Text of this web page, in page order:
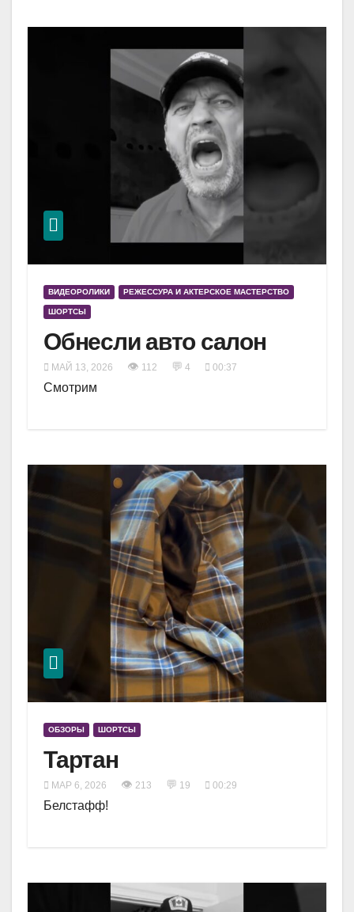
ВИДЕОРОЛИКИ РЕЖЕССУРА И АКТЕРСКОЕ МАСТЕРСТВО
ШОРТСЫ
Обнесли авто салон
МАЙ 13, 2026 👁 112 💬 4 00:37
Смотрим
ОБЗОРЫ ШОРТСЫ
Тартан
МАР 6, 2026 👁 213 💬 19 00:29
Белстафф!